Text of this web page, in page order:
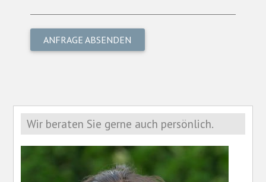
Wir beraten Sie gerne auch persönlich.